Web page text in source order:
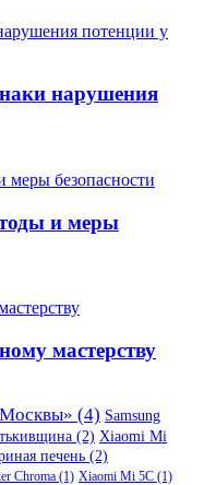
нарушения
и меры
мастерству
(4) Samsung
(2) Xiaomi Mi
печень (2)
Chroma (1) Xiaomi Mi 5C (1)